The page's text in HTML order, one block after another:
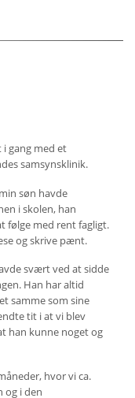
gang med et
samsynsklinik.
søn havde
i skolen, han
følge med rent fagligt.
og skrive pænt.
svært ved at sidde
Han har altid
samme som sine
tit i at vi blev
han kunne noget og
hvor vi ca.
og i den